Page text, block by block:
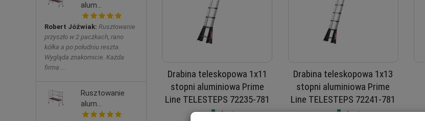
Drabina teleskopowa 1x11
stopni aluminiowa Prime
Line TELESTEPS 72235-781
Jest
Drabina teleskopowa 1x13
stopni aluminiowa Prime
Line TELESTEPS 72241-781
Jest
alum...
Robert Jóźwiak: Rusztowanie
przyszło w 2 paczkach, rano
kółka a po południu reszta.
Wygląda znakomicie. Każda
firma ...
Rusztowanie
alum...